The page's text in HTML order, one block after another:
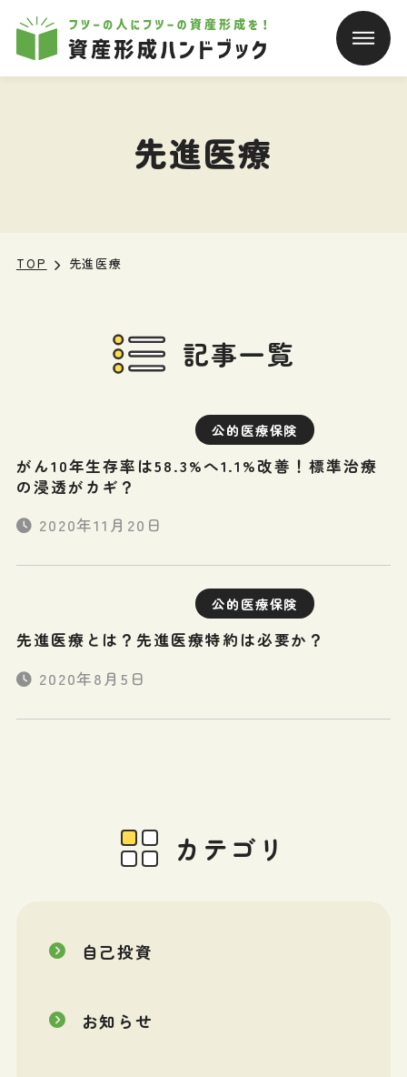
本文へ移動
先進医療
TOP 先進医療
記事一覧
公的医療保険
がん10年生存率は58.3%へ1.1%改善！標準治療
の浸透がカギ？
2020年11月20日
公的医療保険
先進医療とは？先進医療特約は必要か？
2020年8月5日
カテゴリ
自己投資
お知らせ